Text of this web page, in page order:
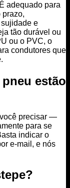
adequado para
prazo,
e
tão durável ou
ou o PVC, o
condutores que
estão
precisar —
para se
indicar o
e-mail, e nós